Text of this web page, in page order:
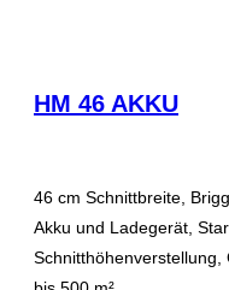
HM 46 AKKU
46 cm Schnittbreite,
Akku und Ladegerät,